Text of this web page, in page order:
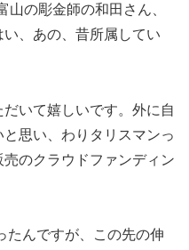
山の彫金師の和田さん、
、あの、昔所属してい
いて嬉しいです。外に自
思い、わりタリスマンっ
のクラウドファンディン
たんですが、この先の伸